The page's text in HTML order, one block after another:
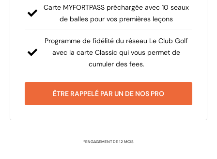
Carte MYFORTPASS préchargée avec 10 seaux
de balles pour vos premières leçons
Programme de fidélité du réseau Le Club Golf
avec la carte Classic qui vous permet de
cumuler des fees.
ÊTRE RAPPELÉ PAR UN DE NOS PRO
*ENGAGEMENT DE 12 MOIS